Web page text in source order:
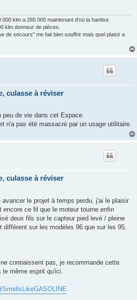
klm a 265 000 maintenant d’où la hantise.
klm donneur de pièces.
de secours" me fait bien souffrir mais quel plaisir a
culasse à réviser
peu de vie dans cet Espace.
n'a pas été massacré par un usage utilitaire.
culasse à réviser
le projet à temps perdu, j'ai le plaisir
encore ce fil que le moteur tourne enfin
deux fils sur le capteur pied levé / pleine
différent sur les modèles 96 que sur les 95.
connaissent pas, je recommande cette
même esprit qu'ici.